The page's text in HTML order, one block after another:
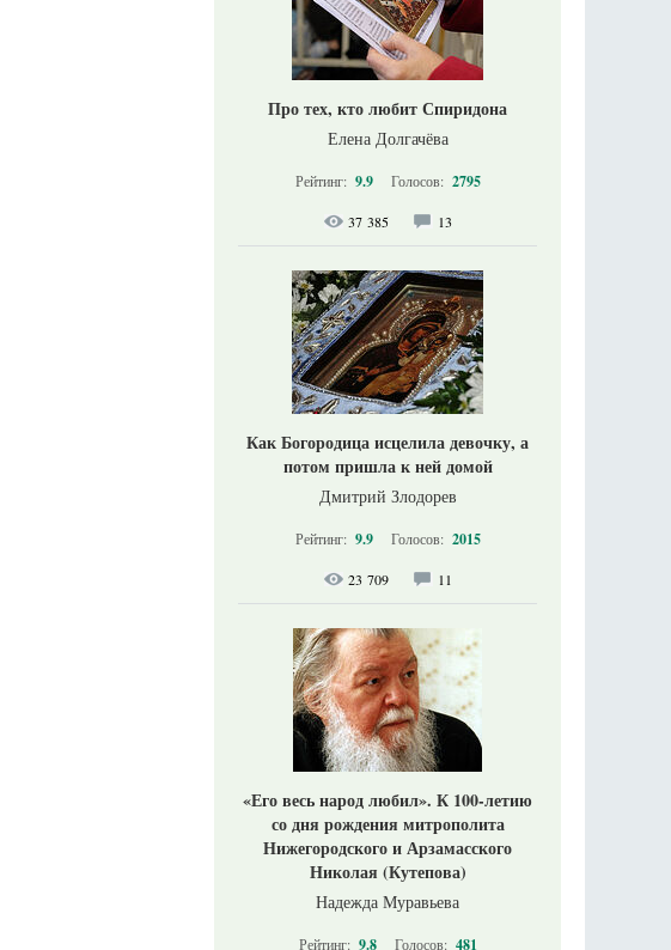
Про тех, кто любит Спиридона
Елена Долгачёва
Рейтинг: 9.9 Голосов: 2795
37 385 13
Как Богородица исцелила девочку, а
потом пришла к ней домой
Дмитрий Злодорев
Рейтинг: 9.9 Голосов: 2015
23 709 11
«Его весь народ любил». К 100-летию
со дня рождения митрополита
Нижегородского и Арзамасского
Николая (Кутепова)
Надежда Муравьева
Рейтинг: 9.8 Голосов: 481